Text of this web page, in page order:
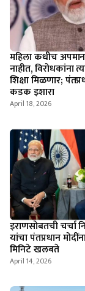
महिला कधीच
नाहीत, विरोधकांना
शिक्षा मिळणार;
कडक इशारा
April 18, 2026
इराणसोबतची चर्चा
यांचा पंतप्रधान
मिनिटे खलबते
April 14, 2026